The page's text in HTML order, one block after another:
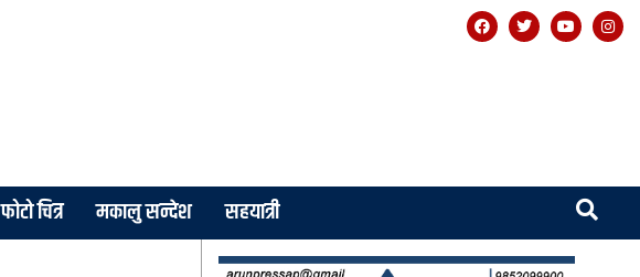
फोटो चित्र मकालु सन्देश सहयात्री